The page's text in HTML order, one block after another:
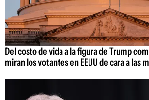
Del costo de vida a la figura de Trump
miran los votantes en EEUU de cara a las